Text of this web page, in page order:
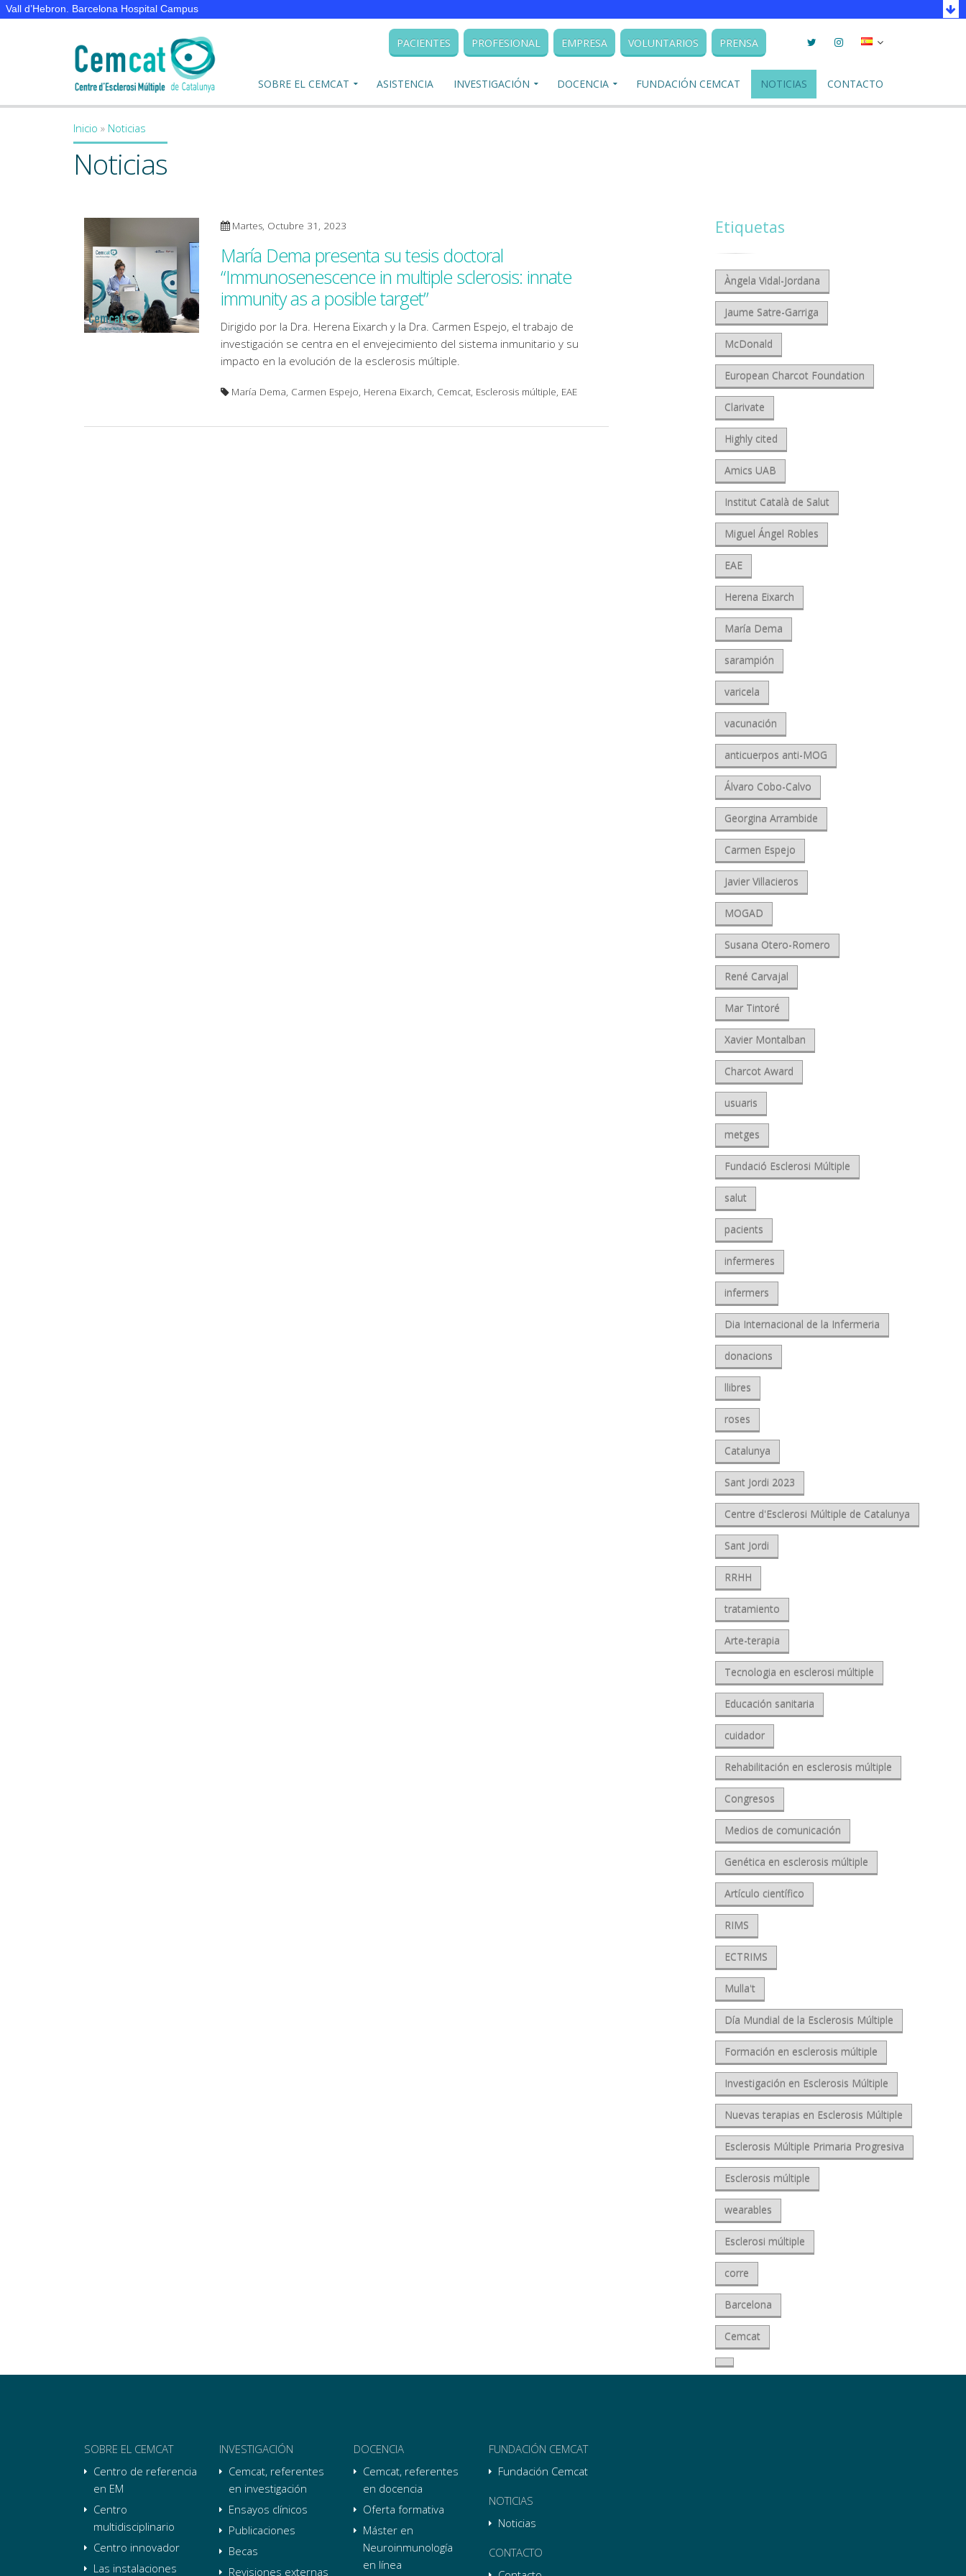
Vall d’Hebron. Barcelona Hospital Campus
PACIENTES PROFESIONAL EMPRESA VOLUNTARIOS PRENSA TwitterInstagramSeleccionar
SOBRE EL CEMCAT
ASISTENCIA INVESTIGACIÓN DOCENCIA FUNDACIÓN CEMCAT NOTICIAS CONTACTO
You are here
Inicio » Noticias
Noticias
Martes, Octubre 31, 2023
María Dema presenta su tesis doctoral
“Immunosenescence in multiple sclerosis: innate
immunity as a posible target”
Dirigido por la Dra. Herena Eixarch y la Dra. Carmen Espejo, el trabajo de
investigación se centra en el envejecimiento del sistema inmunitario y su
impacto en la evolución de la esclerosis múltiple.
María Dema, Carmen Espejo, Herena Eixarch, Cemcat, Esclerosis múltiple, EAE
Etiquetas
Àngela Vidal-Jordana
Jaume Satre-Garriga
McDonald
European Charcot Foundation
Clarivate
Highly cited
Amics UAB
Institut Català de Salut
Miguel Ángel Robles
EAE
Herena Eixarch
María Dema
sarampión
varicela
vacunación
anticuerpos anti-MOG
Álvaro Cobo-Calvo
Georgina Arrambide
Carmen Espejo
Javier Villacieros
MOGAD
Susana Otero-Romero
René Carvajal
Mar Tintoré
Xavier Montalban
Charcot Award
usuaris
metges
Fundació Esclerosi Múltiple
salut
pacients
infermeres
infermers
Dia Internacional de la Infermeria
donacions
llibres
roses
Catalunya
Sant Jordi 2023
Centre d'Esclerosi Múltiple de Catalunya
Sant Jordi
RRHH
tratamiento
Arte-terapia
Tecnologia en esclerosi múltiple
Educación sanitaria
cuidador
Rehabilitación en esclerosis múltiple
Congresos
Medios de comunicación
Genética en esclerosis múltiple
Artículo científico
RIMS
ECTRIMS
Mulla't
Día Mundial de la Esclerosis Múltiple
Formación en esclerosis múltiple
Investigación en Esclerosis Múltiple
Nuevas terapias en Esclerosis Múltiple
Esclerosis Múltiple Primaria Progresiva
Esclerosis múltiple
wearables
Esclerosi múltiple
corre
Barcelona
Cemcat
SOBRE EL CEMCAT
Centro de referencia
en EM
Centro
multidisciplinario
Centro innovador
Las instalaciones
INVESTIGACIÓN
Cemcat, referentes
en investigación
Ensayos clínicos
Publicaciones
Becas
Revisiones externas
DOCENCIA
Cemcat, referentes
en docencia
Oferta formativa
Máster en
Neuroinmunología
en línea
FUNDACIÓN CEMCAT
Fundación Cemcat
NOTICIAS
Noticias
CONTACTO